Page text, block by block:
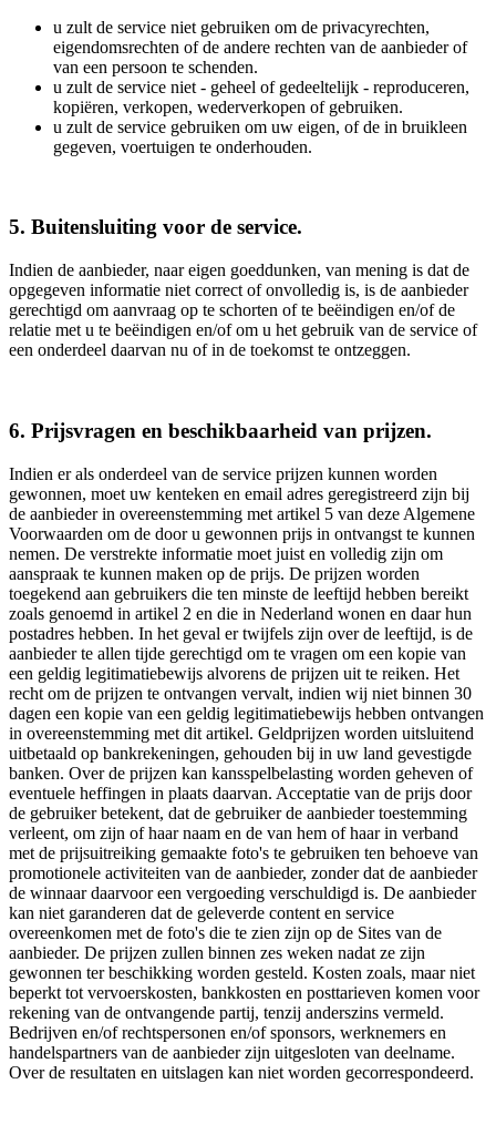
u zult de service niet gebruiken om de privacyrechten,
eigendomsrechten of de andere rechten van de aanbieder of
van een persoon te schenden.
u zult de service niet - geheel of gedeeltelijk - reproduceren,
kopiëren, verkopen, wederverkopen of gebruiken.
u zult de service gebruiken om uw eigen, of de in bruikleen
gegeven, voertuigen te onderhouden.
5. Buitensluiting voor de service.
Indien de aanbieder, naar eigen goeddunken, van mening is dat de
opgegeven informatie niet correct of onvolledig is, is de aanbieder
gerechtigd om aanvraag op te schorten of te beëindigen en/of de
relatie met u te beëindigen en/of om u het gebruik van de service of
een onderdeel daarvan nu of in de toekomst te ontzeggen.
6. Prijsvragen en beschikbaarheid van prijzen.
Indien er als onderdeel van de service prijzen kunnen worden
gewonnen, moet uw kenteken en email adres geregistreerd zijn bij
de aanbieder in overeenstemming met artikel 5 van deze Algemene
Voorwaarden om de door u gewonnen prijs in ontvangst te kunnen
nemen. De verstrekte informatie moet juist en volledig zijn om
aanspraak te kunnen maken op de prijs. De prijzen worden
toegekend aan gebruikers die ten minste de leeftijd hebben bereikt
zoals genoemd in artikel 2 en die in Nederland wonen en daar hun
postadres hebben. In het geval er twijfels zijn over de leeftijd, is de
aanbieder te allen tijde gerechtigd om te vragen om een kopie van
een geldig legitimatiebewijs alvorens de prijzen uit te reiken. Het
recht om de prijzen te ontvangen vervalt, indien wij niet binnen 30
dagen een kopie van een geldig legitimatiebewijs hebben ontvangen
in overeenstemming met dit artikel. Geldprijzen worden uitsluitend
uitbetaald op bankrekeningen, gehouden bij in uw land gevestigde
banken. Over de prijzen kan kansspelbelasting worden geheven of
eventuele heffingen in plaats daarvan. Acceptatie van de prijs door
de gebruiker betekent, dat de gebruiker de aanbieder toestemming
verleent, om zijn of haar naam en de van hem of haar in verband
met de prijsuitreiking gemaakte foto's te gebruiken ten behoeve van
promotionele activiteiten van de aanbieder, zonder dat de aanbieder
de winnaar daarvoor een vergoeding verschuldigd is. De aanbieder
kan niet garanderen dat de geleverde content en service
overeenkomen met de foto's die te zien zijn op de Sites van de
aanbieder. De prijzen zullen binnen zes weken nadat ze zijn
gewonnen ter beschikking worden gesteld. Kosten zoals, maar niet
beperkt tot vervoerskosten, bankkosten en posttarieven komen voor
rekening van de ontvangende partij, tenzij anderszins vermeld.
Bedrijven en/of rechtspersonen en/of sponsors, werknemers en
handelspartners van de aanbieder zijn uitgesloten van deelname.
Over de resultaten en uitslagen kan niet worden gecorrespondeerd.